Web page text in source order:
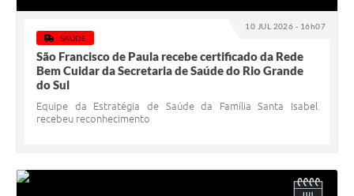
10 JUL 2026 - 16h07
SAÚDE
São Francisco de Paula recebe certificado da Rede
Bem Cuidar da Secretaria de Saúde do Rio Grande
do Sul
Equipe da Estratégia de Saúde da Família Santa Isabel
recebeu reconhecimento